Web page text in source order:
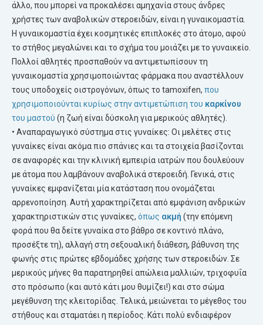
άλλο, που μπορεί να προκαλέσει αμηχανία στους άνδρες
χρήστες των αναβολικών στεροειδών, είναι η γυναικομαστία.
Η γυναικομαστία έχει κοσμητικές επιπλοκές στο άτομο, αφού
το στήθος μεγαλώνει και το σχήμα του μοιάζει με το γυναικείο.
Πολλοί αθλητές προσπαθούν να αντιμετωπίσουν τη
γυναικομαστία χρησιμοποιώντας φάρμακα που αναστέλλουν
τους υποδοχείς οιστρογόνων, όπως το tamoxifen, που
χρησιμοποιούνται κυρίως στην αντιμετώπιση του καρκίνου
του μαστού (η ζωή είναι δύσκολη για μερικούς αθλητές).
• Αναπαραγωγικό σύστημα στις γυναίκες: Οι μελέτες στις
γυναίκες είναι ακόμα πιο σπάνιες και τα στοιχεία βασίζονται
σε αναφορές και την κλινική εμπειρία ιατρών που δουλεύουν
με άτομα που λαμβάνουν αναβολικά στεροειδή. Γενικά, στις
γυναίκες εμφανίζεται μία κατάσταση που ονομάζεται
αρρενοποίηση. Αυτή χαρακτηρίζεται από εμφάνιση ανδρικών
χαρακτηριστικών στις γυναίκες, όπως ακμή (την επόμενη
φορά που θα δείτε γυναίκα στο βάθρο σε κοντινό πλάνο,
προσέξτε τη), αλλαγή στη σεξουαλική διάθεση, βάθυνση της
φωνής στις πρώτες εβδομάδες χρήσης των στεροειδών. Σε
μερικούς μήνες θα παρατηρηθεί απώλεια μαλλιών, τριχοφυΐα
στο πρόσωπο (και αυτό κάτι μου θυμίζει!) και στο σώμα
μεγέθυνση της κλειτορίδας. Τελικά, μειώνεται το μέγεθος του
στήθους και σταματάει η περίοδος. Κάτι πολύ ενδιαφέρον